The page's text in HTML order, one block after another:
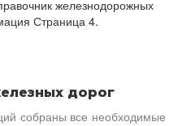
железнодорожных
Страница 4.
дорог
собраны все необходимые